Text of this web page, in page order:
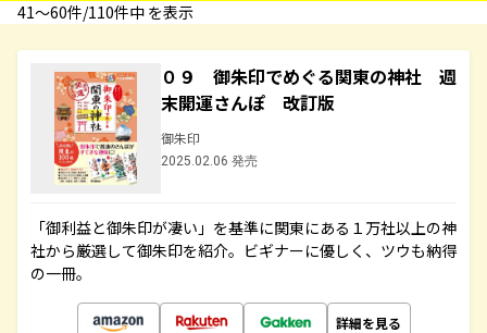
41〜60件/110件中 を表示
０９ 御朱印でめぐる関東の神社 週
末開運さんぽ 改訂版
御朱印
2025.02.06 発売
「御利益と御朱印が凄い」を基準に関東にある１万社以上の神
社から厳選して御朱印を紹介。ビギナーに優しく、ツウも納得
の一冊。
詳細を見る